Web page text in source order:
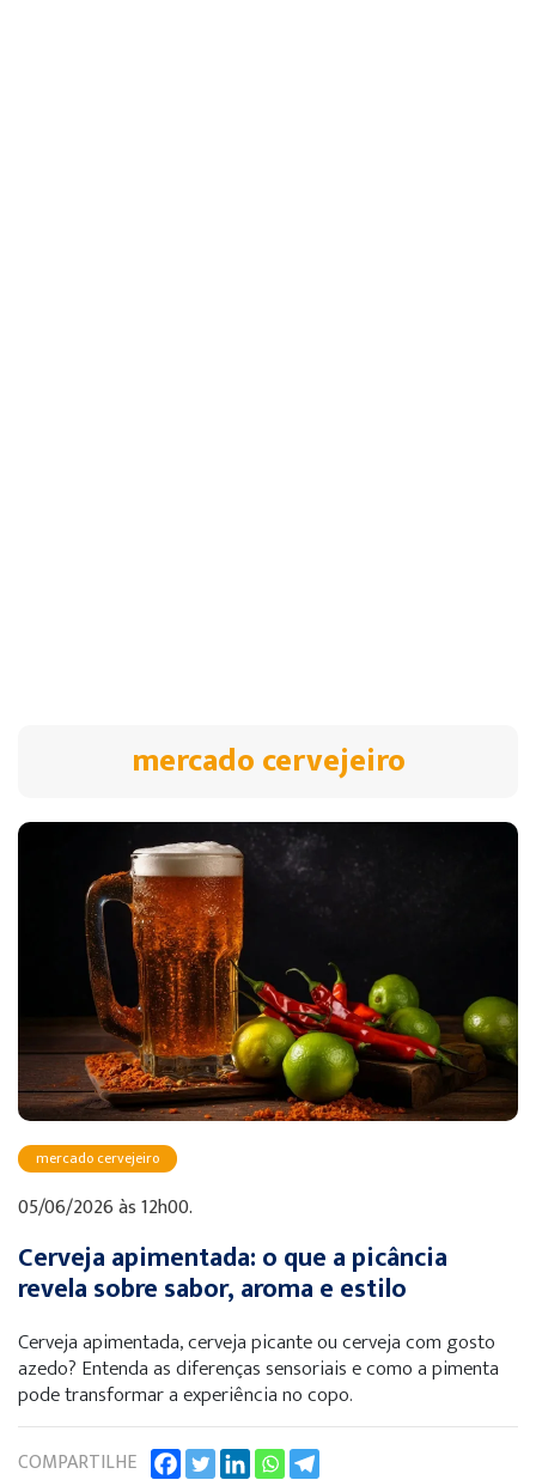
mercado cervejeiro
mercado cervejeiro
05/06/2026 às 12h00.
Cerveja apimentada: o que a picância
revela sobre sabor, aroma e estilo
Cerveja apimentada, cerveja picante ou cerveja com gosto
azedo? Entenda as diferenças sensoriais e como a pimenta
pode transformar a experiência no copo.
COMPARTILHE